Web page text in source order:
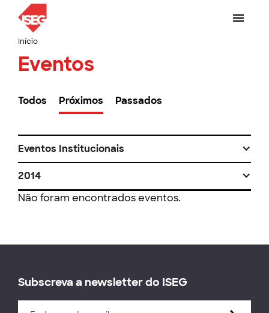
Início
Eventos
Todos Próximos Passados
Eventos Institucionais
2014
Não foram encontrados eventos.
Subscreva a newsletter do ISEG